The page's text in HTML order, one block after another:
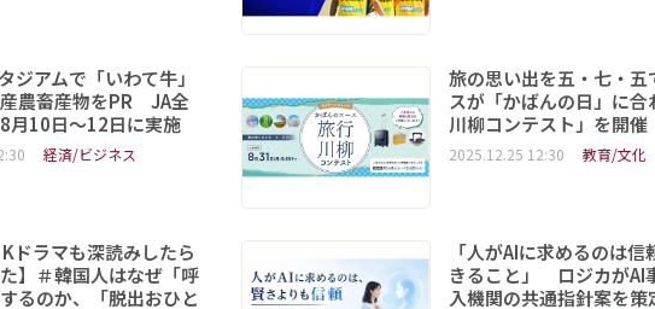
ジアムで「いわて牛」
農畜産物をPR JA全
月10日～12日に実施
経済/ビジネス
旅の思い出を五・七・
スが「かばんの日」に合
川柳コンテスト」を開催
2025.12.25 12:30 教育/文化
Kドラマも深読みしたら
】＃韓国人はなぜ「呼
るのか、「脱出おひと
「人がAIに求めるのは信
きること」 ロジカがAI
入機関の共通指針案を策